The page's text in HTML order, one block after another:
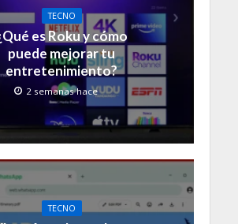
TECNO
es Roku y cómo
puede mejorar tu
entretenimiento?
2 semanas hace
TECNO